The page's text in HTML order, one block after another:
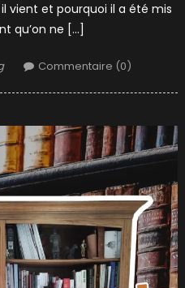
vient et pourquoi il a été mis
qu’on ne […]
Commentaire (0)